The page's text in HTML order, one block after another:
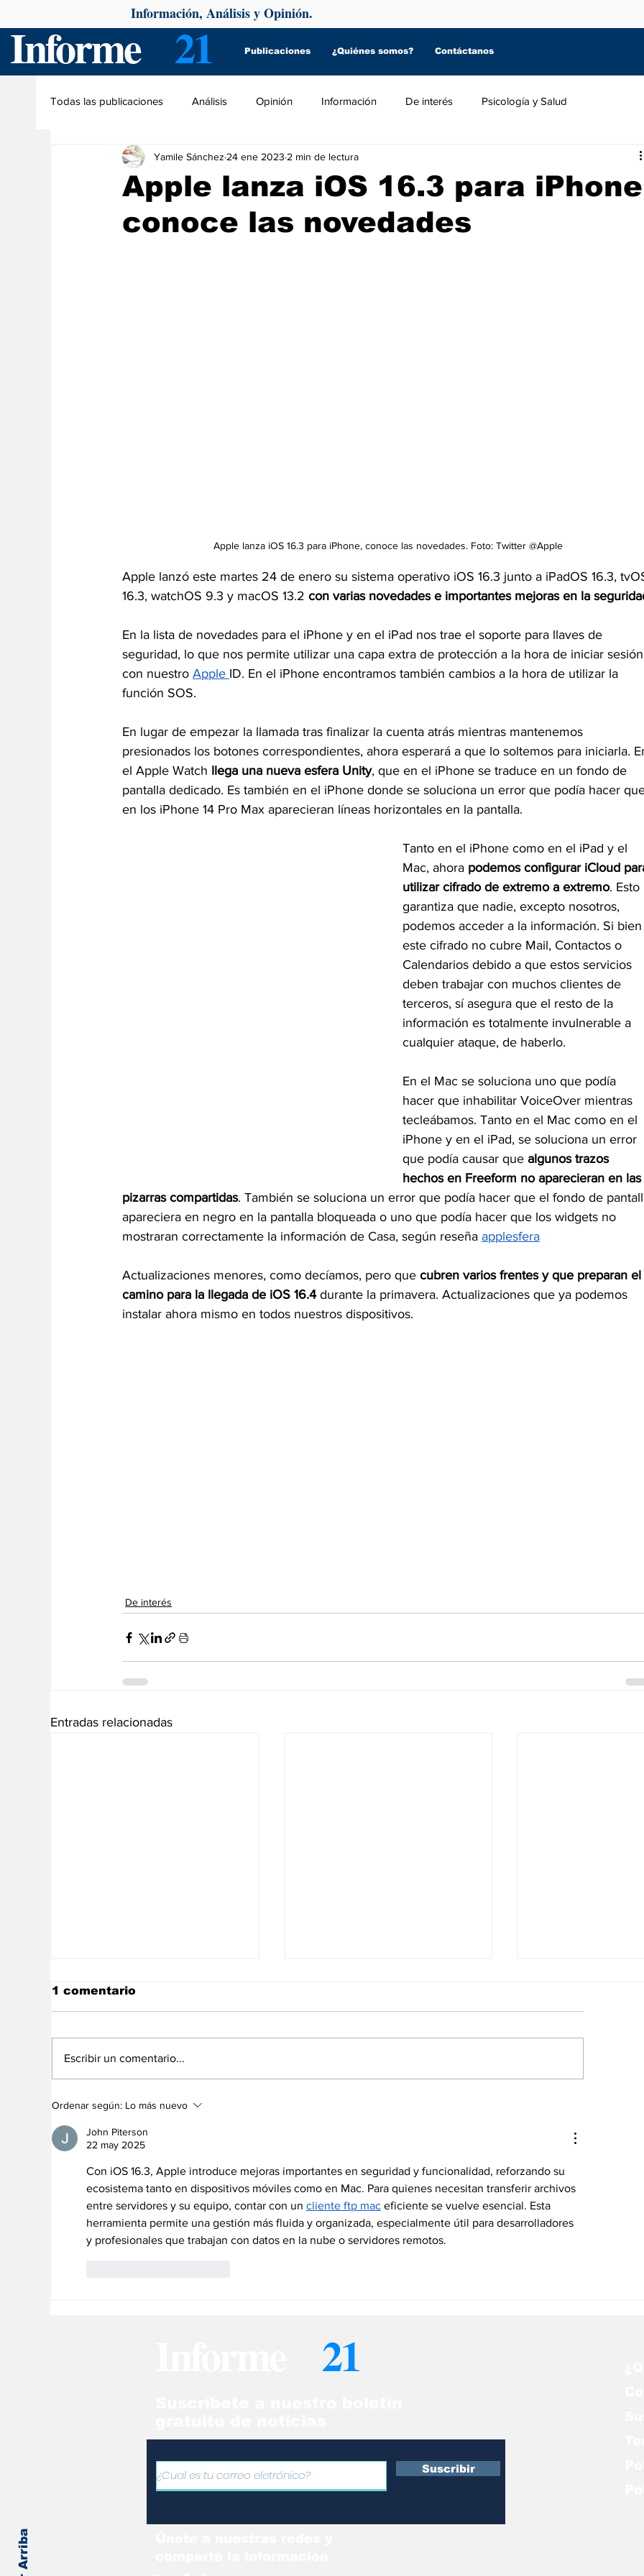
Informe 21 Publicaciones ¿Quiénes somos? Contáctanos
Información, Análisis y Opinión.
Todas las publicaciones Análisis Opinión Información De interés Psicología y Salud
Apple lanza iOS 16.3 para
conoce las novedades
Yamile Sánchez 24 ene 2023 2 min de lectura
Apple lanza iOS 16.3 para iPhone, conoce las novedades. Foto: Twitter @Apple
Apple lanzó este martes 24 de enero su sistema operativo iOS 16.3 junto a iPadOS 16.3,
16.3, watchOS 9.3 y macOS 13.2 con varias novedades e importantes mejoras en la
En la lista de novedades para el iPhone y en el iPad nos trae el soporte para llaves de
seguridad, lo que nos permite utilizar una capa extra de protección a la hora de iniciar
con nuestro Apple ID. En el iPhone encontramos también cambios a la hora de utilizar la
función SOS.
En lugar de empezar la llamada tras finalizar la cuenta atrás mientras mantenemos
presionados los botones correspondientes, ahora esperará a que lo soltemos para iniciarla.
el Apple Watch llega una nueva esfera Unity, que en el iPhone se traduce en un fondo de
pantalla dedicado. Es también en el iPhone donde se soluciona un error que podía hacer
en los iPhone 14 Pro Max aparecieran líneas horizontales en la pantalla.
Tanto en el iPhone como en el iPad y el
Mac, ahora podemos configurar iCloud
utilizar cifrado de extremo a extremo. Esto
garantiza que nadie, excepto nosotros,
podemos acceder a la información. Si
este cifrado no cubre Mail, Contactos o
Calendarios debido a que estos servicios
deben trabajar con muchos clientes de
terceros, sí asegura que el resto de la
información es totalmente invulnerable a
cualquier ataque, de haberlo.
En el Mac se soluciona uno que podía
hacer que inhabilitar VoiceOver mientras
tecleábamos. Tanto en el Mac como en el
iPhone y en el iPad, se soluciona un error
que podía causar que algunos trazos
hechos en Freeform no aparecieran en las
pizarras compartidas. También se soluciona un error que podía hacer que el fondo de
apareciera en negro en la pantalla bloqueada o uno que podía hacer que los widgets no
mostraran correctamente la información de Casa, según reseña applesfera
Actualizaciones menores, como decíamos, pero que cubren varios frentes y que preparan el
camino para la llegada de iOS 16.4 durante la primavera. Actualizaciones que ya podemos
instalar ahora mismo en todos nuestros dispositivos.
De interés
Entradas relacionadas
Apple planea fabricar
sus propias pantallas
1 comentario
Escribir un comentario...
Ordenar según: Lo más nuevo
John Piterson
22 may 2025
Con iOS 16.3, Apple introduce mejoras importantes en seguridad y funcionalidad, reforzando su
ecosistema tanto en dispositivos móviles como en Mac. Para quienes necesitan transferir archivos
entre servidores y su equipo, contar con un cliente ftp mac eficiente se vuelve esencial. Esta
herramienta permite una gestión más fluida y organizada, especialmente útil para desarrolladores
y profesionales que trabajan con datos en la nube o servidores remotos.
21
Suscribir